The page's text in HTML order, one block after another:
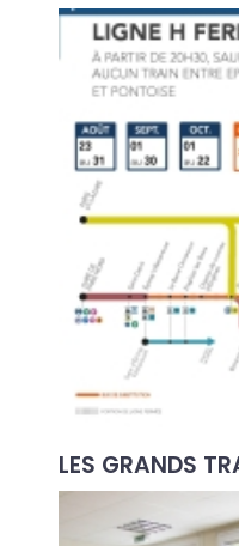
LES GRANDS